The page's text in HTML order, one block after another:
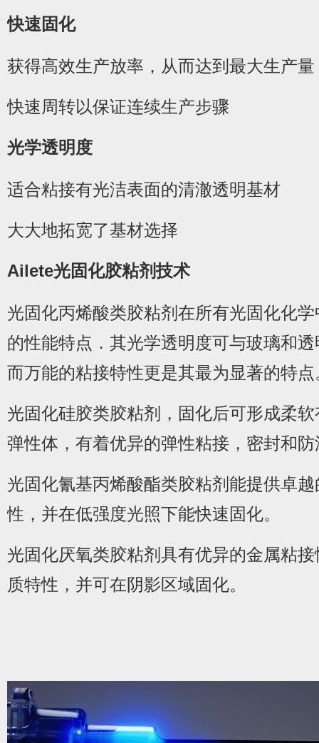
1 2
快速固化
获得高效生产放率，从而达到最大生产量
快速周转以保证连续生产步骤
光学透明度
适合粘接有光洁表面的清澈透明基材
大大地拓宽了基材选择
Ailete光固化胶粘剂技术
光固化丙烯酸类胶粘剂在所有光固化化
的性能特点．其光学透明度可与玻璃和
而万能的粘接特性更是其最为显著的特点
光固化硅胶类胶粘剂，固化后可形成柔
弹性体，有着优异的弹性粘接，密封和
光固化氰基丙烯酸酯类胶粘剂能提供卓
性，并在低强度光照下能快速固化。
光固化厌氧类胶粘剂具有优异的金属粘
质特性，并可在阴影区域固化。